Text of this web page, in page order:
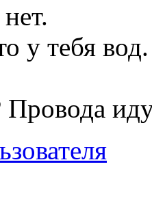
у тебя